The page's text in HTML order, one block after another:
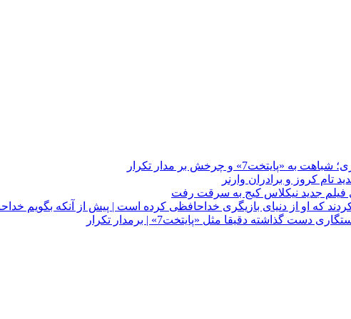
و چرخش بر مدار تکرار
که او از دنیای بازیگری خداحافظی کرده است | پیش از آنکه بگویم
دقیقا مثل «پایتخت7» | برمدار تکرار